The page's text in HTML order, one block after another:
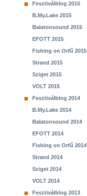
Fesztiválblog 2015
B.My.Lake 2015
Balatonsound 2015
EFOTT 2015
Fishing on Orfű 2015
Strand 2015
Sziget 2015
VOLT 2015
Fesztiválblog 2014
B.My.Lake 2014
Balatonsound 2014
EFOTT 2014
Fishing on Orfű 2014
Strand 2014
Sziget 2014
VOLT 2014
Fesztiválblog 2013